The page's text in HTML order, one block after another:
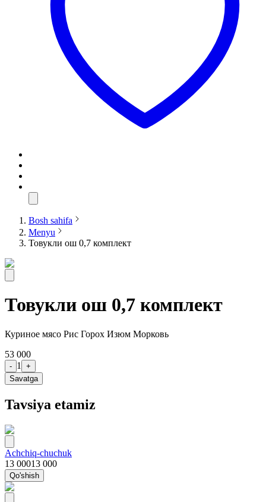
Bosh sahifa
Menyu
Товукли ош 0,7 комплект
Товукли ош 0,7 комплект
Куриное мясо Рис Горох Изюм Морковь
53 000
- 1
+
Savatga
Tavsiya etamiz
Achchiq-chuchuk
13 00013 000
Qo'shish